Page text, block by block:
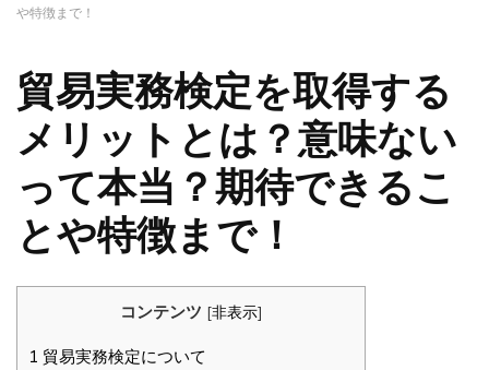
や特徴まで！
貿易実務検定を取得する
メリットとは？意味ない
って本当？期待できるこ
とや特徴まで！
コンテンツ [非表示]
1 貿易実務検定について